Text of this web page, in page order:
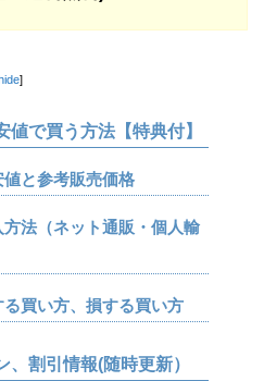
]
で買う方法【特典付】
と参考販売価格
法（ネット通販・個人輸
買い方、損する買い方
割引情報(随時更新）